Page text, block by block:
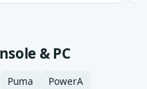
& PC
Puma
PowerA